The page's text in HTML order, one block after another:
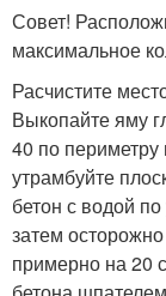
Совет!
максимальное
Расчистите
Выкопайте яму
40 по
утрамбуйте
бетон с водой
затем
примерно на 20